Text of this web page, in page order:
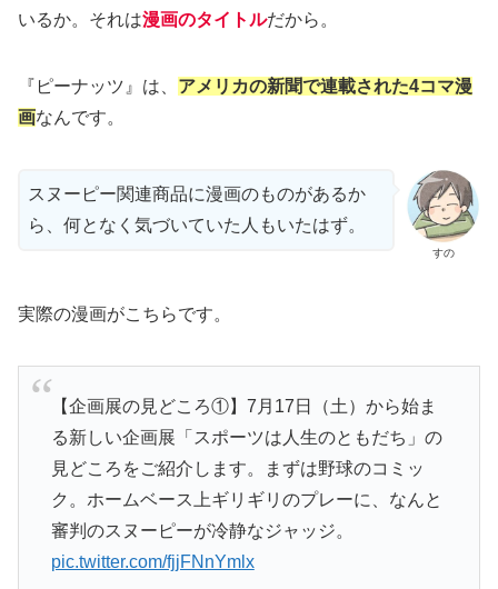
いるか。それは漫画のタイトルだから。
『ピーナッツ』は、 アメリカの新聞で連載された4コマ漫
画なんです。
すの
スヌーピー関連商品に漫画のものがあるか
ら、何となく気づいていた人もいたはず。
実際の漫画がこちらです。
【企画展の見どころ①】7月17日（土）から始ま
る新しい企画展「スポーツは人生のともだち」の
見どころをご紹介します。まずは野球のコミッ
ク。ホームベース上ギリギリのプレーに、なんと
審判のスヌーピーが冷静なジャッジ。
pic.twitter.com/fjjFNnYmlx